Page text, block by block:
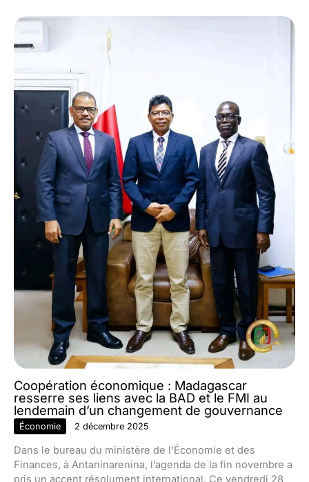
Coopération économique : Madagascar
resserre ses liens avec la BAD et le FMI au
lendemain d’un changement de gouvernance
Économie 2 décembre 2025
Dans le bureau du ministère de l’Économie et des
Finances, à Antaninarenina, l’agenda de la fin novembre a
pris un accent résolument international. Ce vendredi 28